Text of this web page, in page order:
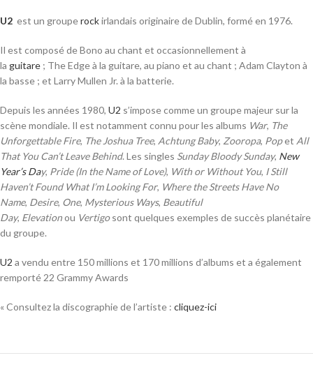
U2 est un grouperockirlandais originaire de Dublin, formé en 1976.
Il est composé de Bono au chant et occasionnellement à
la guitare ; The Edge à la guitare, au piano et au chant ; Adam Clayton à
la basse ; et Larry Mullen Jr. à la batterie.
Depuis les années 1980, U2 s’impose comme un groupe majeur sur la
scène mondiale. Il est notamment connu pour les albums War, The
Unforgettable Fire, The Joshua Tree, Achtung Baby, Zooropa, Popet All
That You Can’t Leave Behind. Les singles Sunday Bloody Sunday, New
Year’s Day, Pride (In the Name of Love), With or Without You, I Still
Haven’t Found What I’m Looking For, Where the Streets Have No
Name, Desire, One, Mysterious Ways, Beautiful
Day, Elevationou Vertigosont quelques exemples de succès planétaire
du groupe.
U2 a vendu entre 150 millions et 170 millions d’albums et a également
remporté 22 Grammy Awards
« Consultez la discographie de l’artiste : cliquez-ici